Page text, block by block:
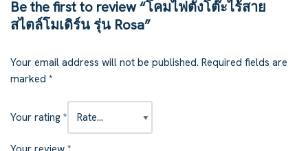
Be the first to review “โคมไฟตั้งโต๊ะไร้สาย
สไตล์โมเดิร์น รุ่น Rosa”
Your email address will not be published. Required fields are
marked *
Your rating *